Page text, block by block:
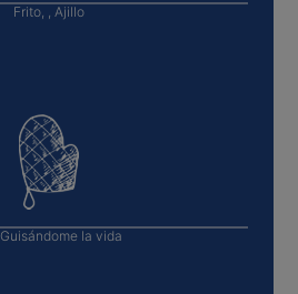
Frito, , Ajillo
Guisándome la vida